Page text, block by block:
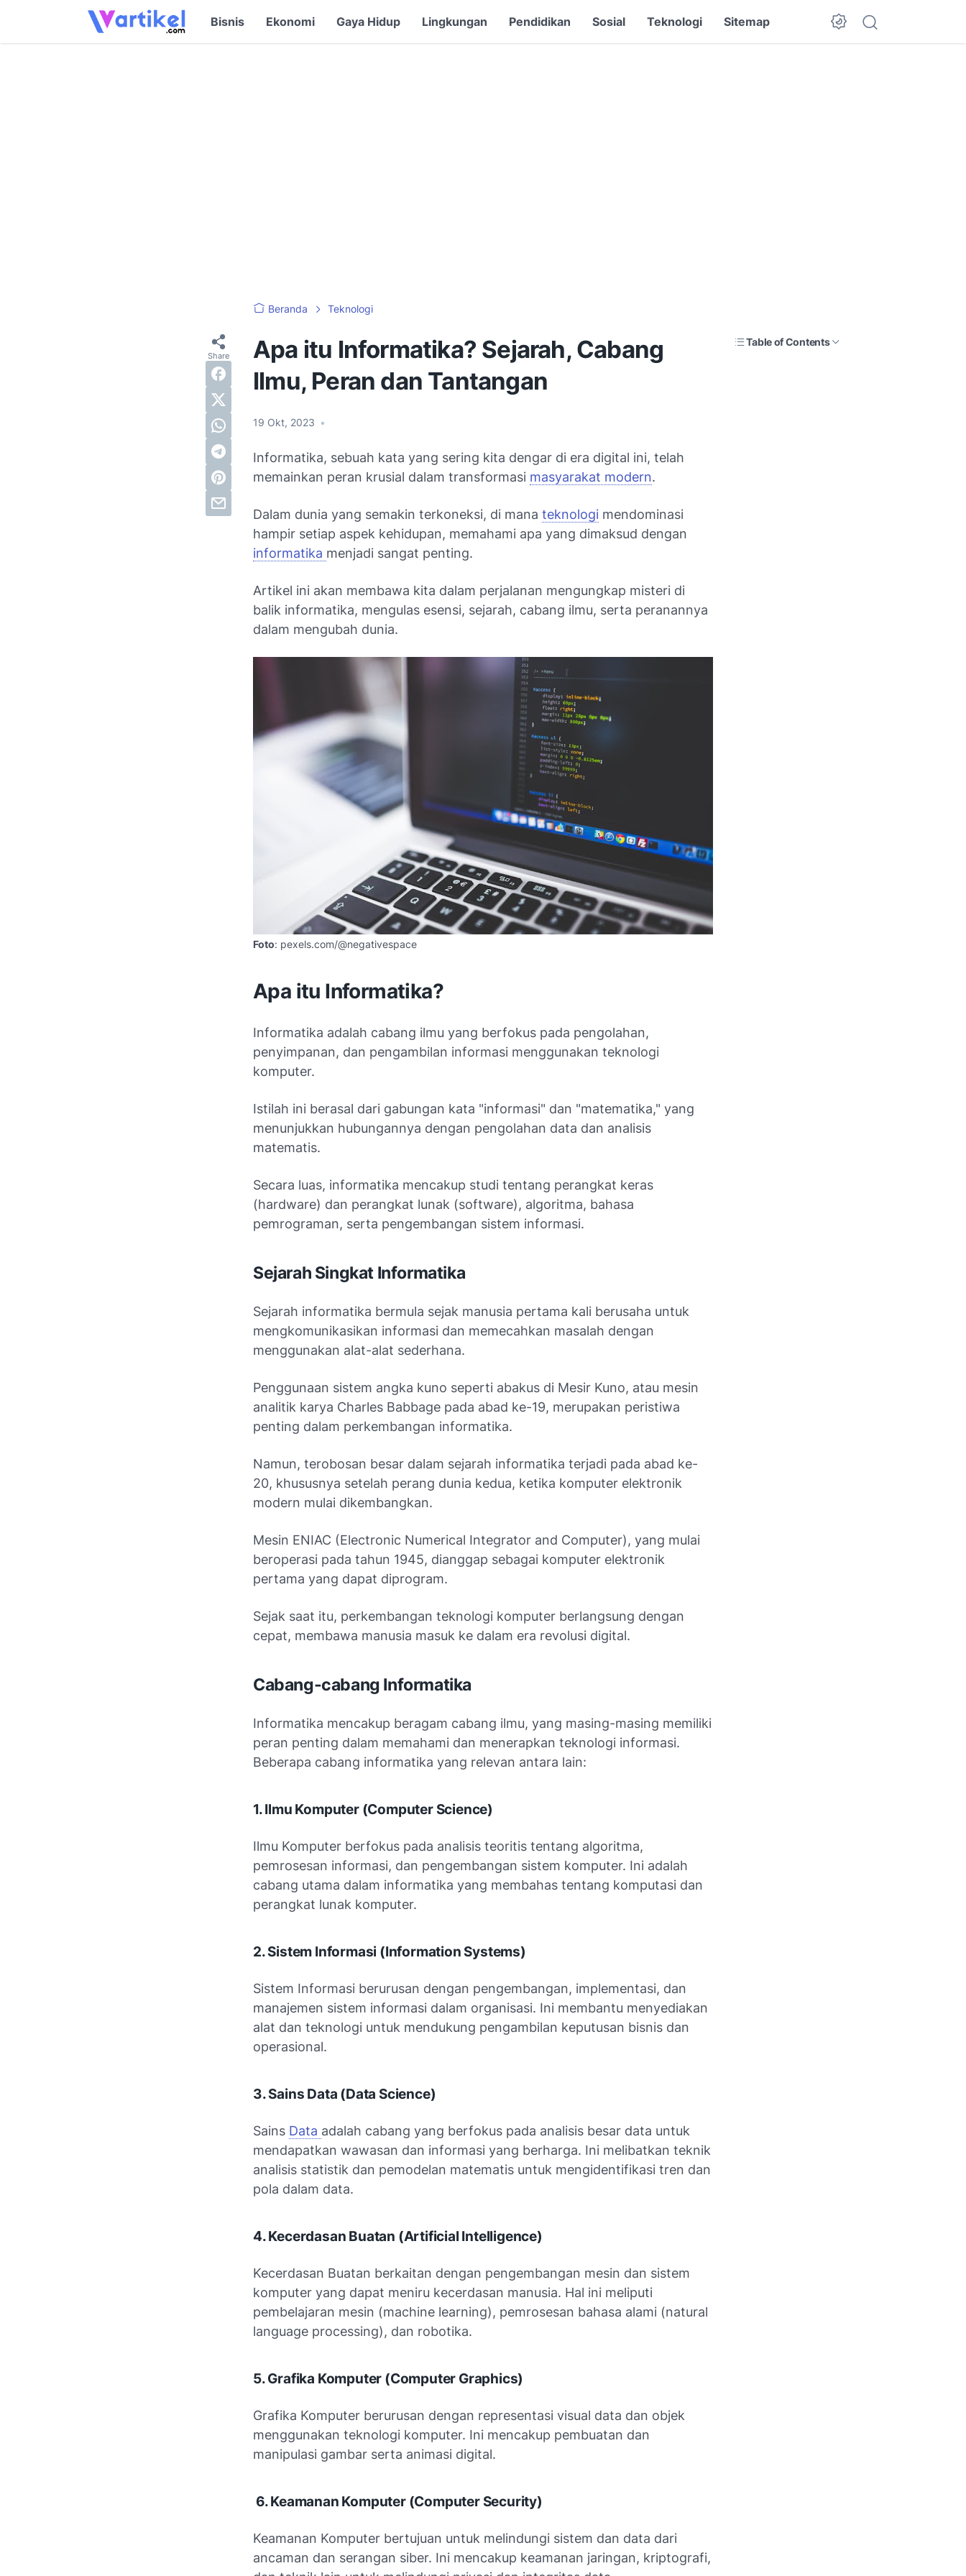
Bisnis Ekonomi Gaya Hidup Lingkungan Pendidikan Sosial Teknologi Sitemap
Beranda Teknologi
Apa itu Informatika? Sejarah, Cabang
Ilmu, Peran dan Tantangan
19 Okt, 2023 •
Table of Contents
Informatika, sebuah kata yang sering kita dengar di era digital ini, telah
memainkan peran krusial dalam transformasi masyarakat modern.
Dalam dunia yang semakin terkoneksi, di mana teknologi mendominasi
hampir setiap aspek kehidupan, memahami apa yang dimaksud dengan
informatika menjadi sangat penting.
Artikel ini akan membawa kita dalam perjalanan mengungkap misteri di
balik informatika, mengulas esensi, sejarah, cabang ilmu, serta peranannya
dalam mengubah dunia.
Foto: pexels.com/@negativespace
Apa itu Informatika?
Informatika adalah cabang ilmu yang berfokus pada pengolahan,
penyimpanan, dan pengambilan informasi menggunakan teknologi
komputer.
Istilah ini berasal dari gabungan kata "informasi" dan "matematika," yang
menunjukkan hubungannya dengan pengolahan data dan analisis
matematis.
Secara luas, informatika mencakup studi tentang perangkat keras
(hardware) dan perangkat lunak (software), algoritma, bahasa
pemrograman, serta pengembangan sistem informasi.
Sejarah Singkat Informatika
Sejarah informatika bermula sejak manusia pertama kali berusaha untuk
mengkomunikasikan informasi dan memecahkan masalah dengan
menggunakan alat-alat sederhana.
Penggunaan sistem angka kuno seperti abakus di Mesir Kuno, atau mesin
analitik karya Charles Babbage pada abad ke-19, merupakan peristiwa
penting dalam perkembangan informatika.
Namun, terobosan besar dalam sejarah informatika terjadi pada abad ke-
20, khususnya setelah perang dunia kedua, ketika komputer elektronik
modern mulai dikembangkan.
Mesin ENIAC (Electronic Numerical Integrator and Computer), yang mulai
beroperasi pada tahun 1945, dianggap sebagai komputer elektronik
pertama yang dapat diprogram.
Sejak saat itu, perkembangan teknologi komputer berlangsung dengan
cepat, membawa manusia masuk ke dalam era revolusi digital.
Cabang-cabang Informatika
Informatika mencakup beragam cabang ilmu, yang masing-masing memiliki
peran penting dalam memahami dan menerapkan teknologi informasi.
Beberapa cabang informatika yang relevan antara lain:
1. Ilmu Komputer(Computer Science)
Ilmu Komputer berfokus pada analisis teoritis tentang algoritma,
pemrosesan informasi, dan pengembangan sistem komputer. Ini adalah
cabang utama dalam informatika yang membahas tentang komputasi dan
perangkat lunak komputer.
2. Sistem Informasi (Information Systems)
Sistem Informasi berurusan dengan pengembangan, implementasi, dan
manajemen sistem informasi dalam organisasi. Ini membantu menyediakan
alat dan teknologi untuk mendukung pengambilan keputusan bisnis dan
operasional.
3. Sains Data (Data Science)
Sains Data adalah cabang yang berfokus pada analisis besar data untuk
mendapatkan wawasan dan informasi yang berharga. Ini melibatkan teknik
analisis statistik dan pemodelan matematis untuk mengidentifikasi tren dan
pola dalam data.
4. Kecerdasan Buatan (Artificial Intelligence)
Kecerdasan Buatan berkaitan dengan pengembangan mesin dan sistem
komputer yang dapat meniru kecerdasan manusia. Hal ini meliputi
pembelajaran mesin (machine learning), pemrosesan bahasa alami (natural
language processing), dan robotika.
5. Grafika Komputer (Computer Graphics)
Grafika Komputer berurusan dengan representasi visual data dan objek
menggunakan teknologi komputer. Ini mencakup pembuatan dan
manipulasi gambar serta animasi digital.
6. Keamanan Komputer (Computer Security)
Keamanan Komputer bertujuan untuk melindungi sistem dan data dari
ancaman dan serangan siber. Ini mencakup keamanan jaringan, kriptografi,